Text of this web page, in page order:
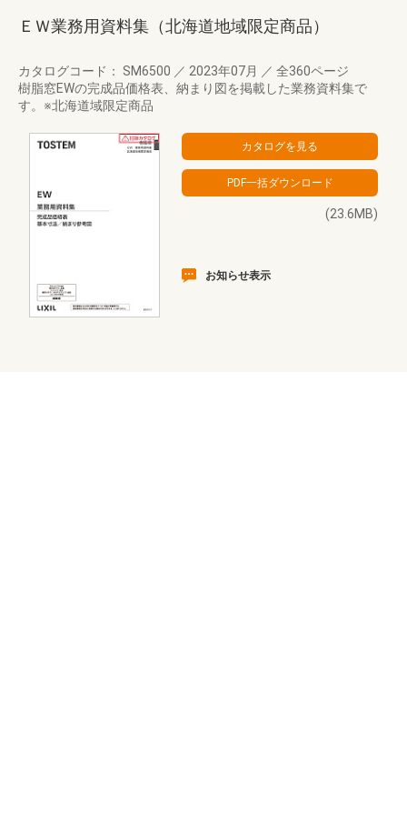
ＥＷ業務用資料集（北海道地域限定商品）
カタログコード： SM6500 ／ 2023年07月 ／ 全360ページ
樹脂窓EWの完成品価格表、納まり図を掲載した業務資料集で
す。※北海道域限定商品
(23.6MB)
お知らせ表示